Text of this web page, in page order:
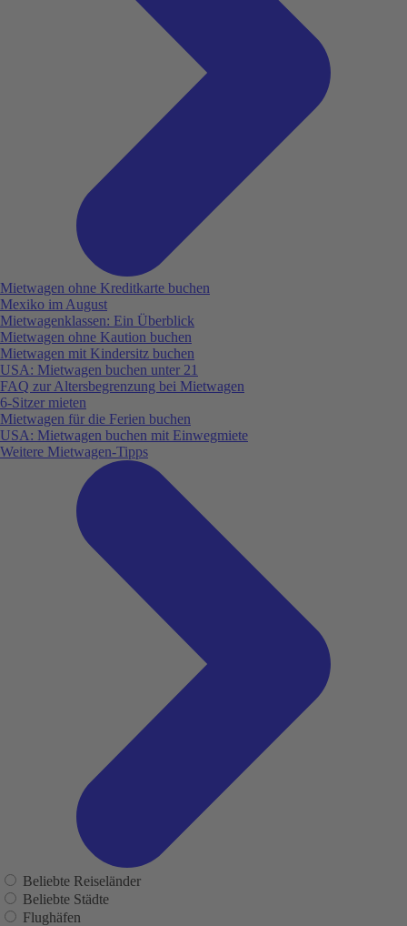
Mietwagen ohne Kreditkarte buchen
Mexiko im August
Mietwagenklassen: Ein Überblick
Mietwagen ohne Kaution buchen
Mietwagen mit Kindersitz buchen
USA: Mietwagen buchen unter 21
FAQ zur Altersbegrenzung bei Mietwagen
6-Sitzer mieten
Mietwagen für die Ferien buchen
USA: Mietwagen buchen mit Einwegmiete
Weitere Mietwagen-Tipps
Beliebte Reiseländer
Beliebte Städte
Flughäfen